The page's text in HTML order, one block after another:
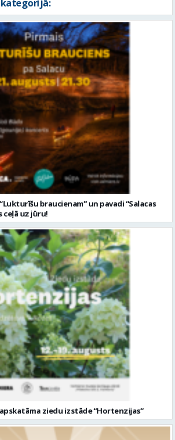
braucienam” un pavadi “Salacas
ceļā uz jūru!
ziedu izstāde “Hortenzijas”